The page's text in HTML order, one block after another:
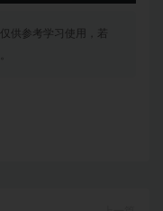
供参考学习使用，若